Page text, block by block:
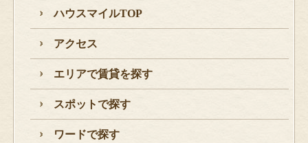
ハウスマイルTOP
アクセス
エリアで賃貸を探す
スポットで探す
ワードで探す